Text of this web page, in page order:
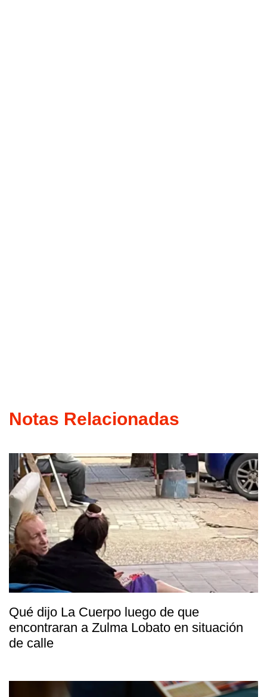
Notas Relacionadas
Qué dijo La Cuerpo luego de que
encontraran a Zulma Lobato en situación
de calle